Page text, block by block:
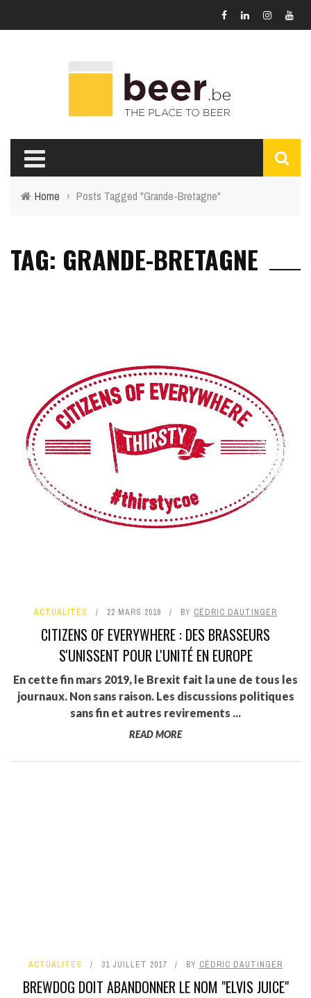
Home › Posts Tagged "Grande-Bretagne"
TAG: GRANDE-BRETAGNE
ACTUALITÉS 22 MARS 2019 BY CÉDRIC DAUTINGER
CITIZENS OF EVERYWHERE : DES BRASSEURS
S'UNISSENT POUR L'UNITÉ EN EUROPE
En cette fin mars 2019, le Brexit fait la une de tous les
journaux. Non sans raison. Les discussions politiques
sans fin et autres revirements ...
READ MORE
ACTUALITÉS 31 JUILLET 2017 BY CÉDRIC DAUTINGER
BREWDOG DOIT ABANDONNER LE NOM "ELVIS JUICE"